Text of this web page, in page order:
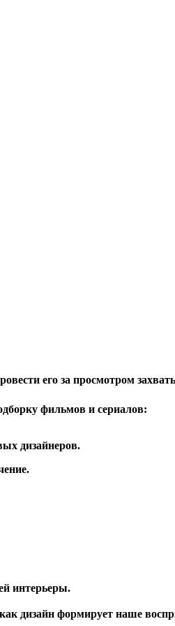
его за просмотром
фильмов и сериалов:
дизайнеров.
интерьеры.
дизайн формирует наше